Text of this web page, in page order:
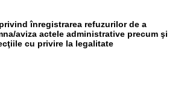
înregistrarea refuzurilor de a
aviza actele administrative precum şi
cu privire la legalitate